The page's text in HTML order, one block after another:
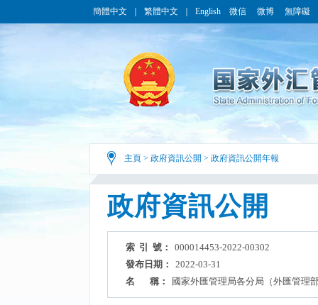
簡體中文 繁體中文 English 微信 微博 無障礙
主頁 > 政府資訊公開 > 政府資訊公開年報
政府資訊公開
索 引 號：
000014453-2022-00302
發布日期：
2022-03-31
名 稱：
國家外匯管理局各分局（外匯管理